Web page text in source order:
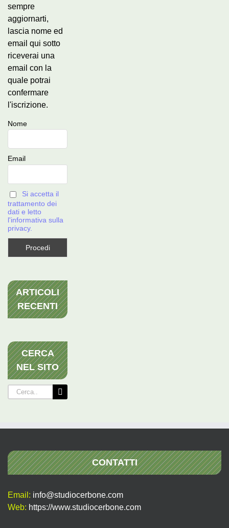
sempre
aggiornarti,
lascia nome ed
email qui sotto
riceverai una
email con la
quale potrai
confermare
l'iscrizione.
Nome
Email
Si accetta il
trattamento dei
dati e letto
l'informativa sulla
privacy.
ARTICOLI
RECENTI
CERCA
NEL SITO
Cerca
per:
CONTATTI
Email: info@studiocerbone.com
Web: https://www.studiocerbone.com